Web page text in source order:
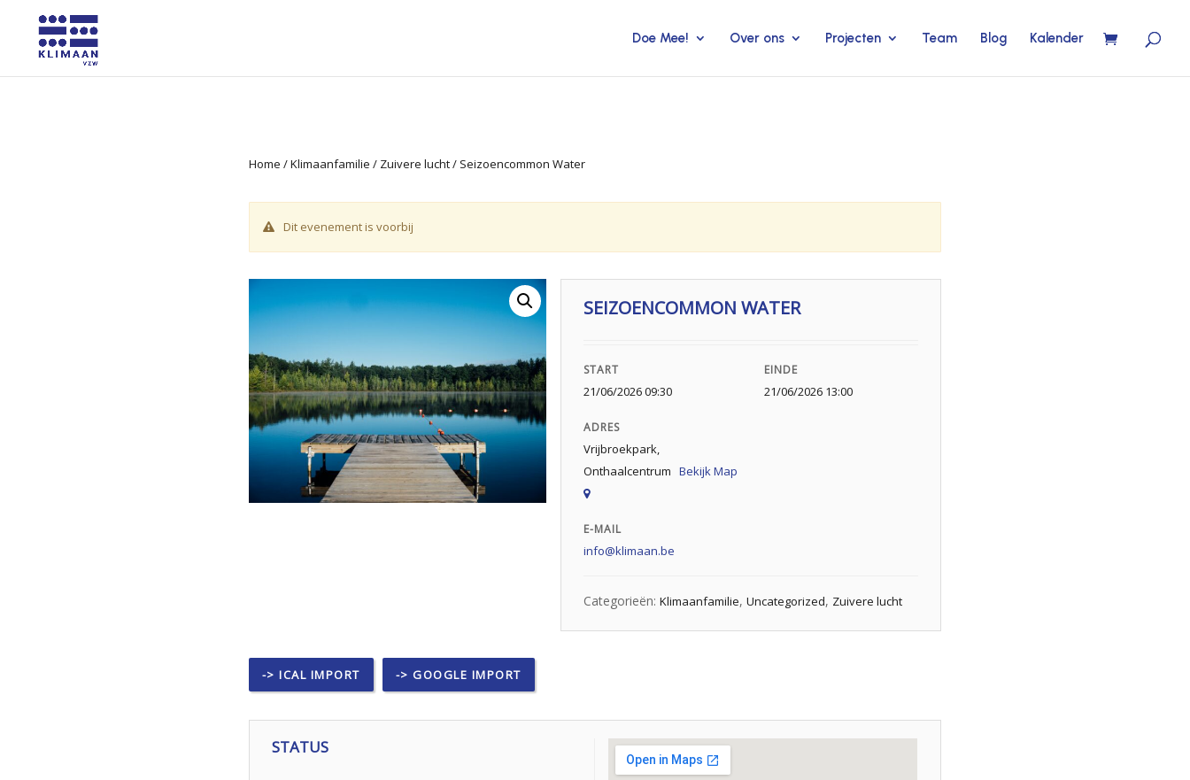
Doe Mee! Over ons Projecten Team Blog Kalender
Home /Klimaanfamilie / Zuivere lucht/ Seizoencommon Water
Dit evenement is voorbij
SEIZOENCOMMON WATER
START
21/06/2026 09:30
EINDE
21/06/2026 13:00
ADRES
Vrijbroekpark,
Onthaalcentrum Bekijk Map
E-MAIL
info@klimaan.be
Categorieën: Klimaanfamilie, Uncategorized, Zuivere lucht
-> ICAL IMPORT -> GOOGLE IMPORT
STATUS